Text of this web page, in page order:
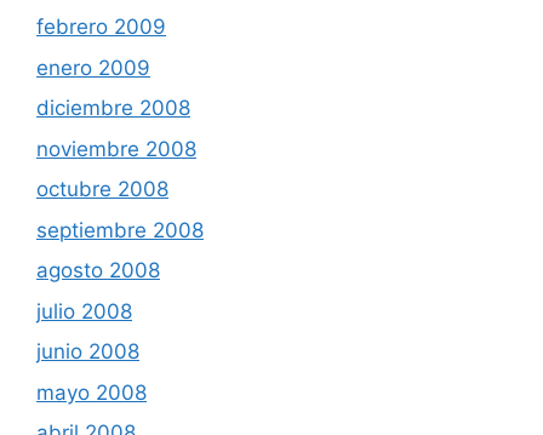
febrero 2009
enero 2009
diciembre 2008
noviembre 2008
octubre 2008
septiembre 2008
agosto 2008
julio 2008
junio 2008
mayo 2008